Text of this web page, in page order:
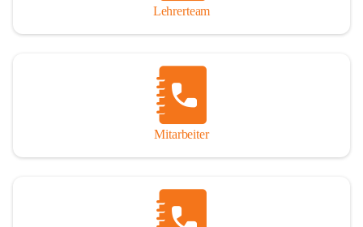
Lehrerteam
Mitarbeiter